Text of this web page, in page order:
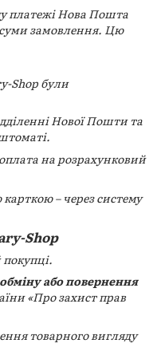
платежі Нова Пошта
суми замовлення. Цю
Shop були
Нової Пошти та
на розрахунковий
– через систему
Shop
покупці.
обміну або повернення
«Про захист прав
товарного вигляду